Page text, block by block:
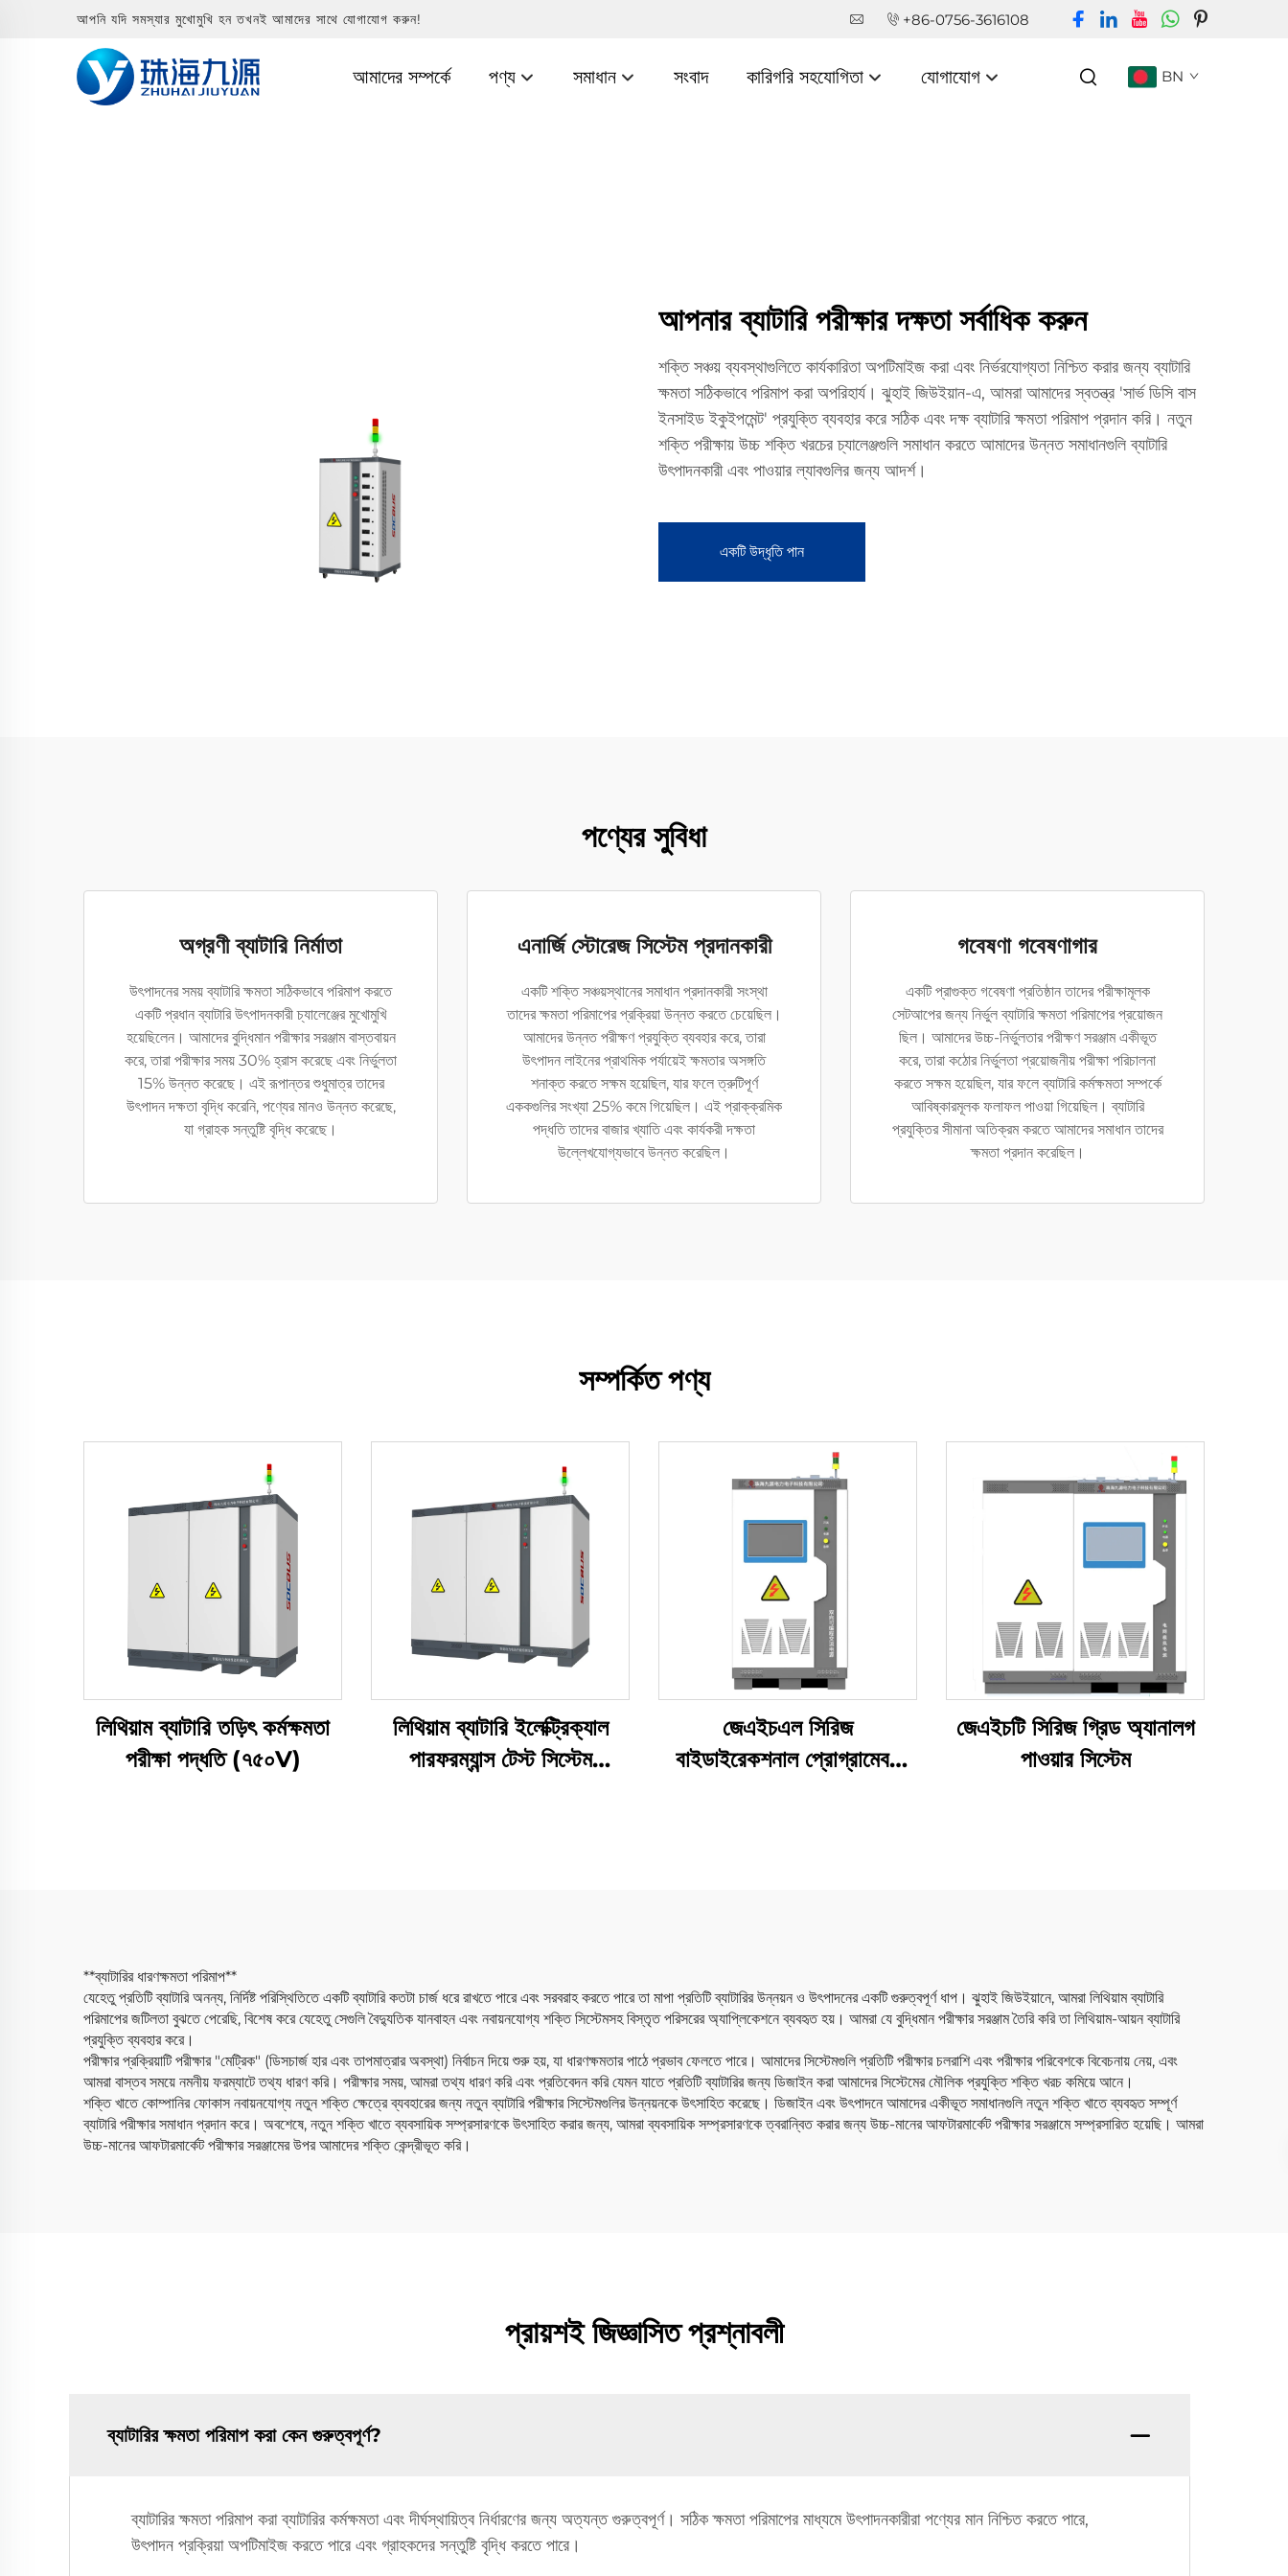
আপনি যদি সমস্যার মুখোমুখি হন তখনই আমাদের সাথে যোগাযোগ করুন! +86-0756-3616108
আমাদের সম্পর্কে পণ্য সমাধান সংবাদ কারিগরি সহযোগিতা যোগাযোগ BN
আপনার ব্যাটারি পরীক্ষার দক্ষতা সর্বাধিক করুন
শক্তি সঞ্চয় ব্যবস্থাগুলিতে কার্যকারিতা অপটিমাইজ করা এবং নির্ভরযোগ্যতা নিশ্চিত করার জন্য ব্যাটারি
ক্ষমতা সঠিকভাবে পরিমাপ করা অপরিহার্য। ঝুহাই জিউইয়ান-এ, আমরা আমাদের স্বতন্ত্র 'সার্ভ ডিসি বাস
ইনসাইড ইকুইপমেন্ট' প্রযুক্তি ব্যবহার করে সঠিক এবং দক্ষ ব্যাটারি ক্ষমতা পরিমাপ প্রদান করি। নতুন
শক্তি পরীক্ষায় উচ্চ শক্তি খরচের চ্যালেঞ্জগুলি সমাধান করতে আমাদের উন্নত সমাধানগুলি ব্যাটারি
উৎপাদনকারী এবং পাওয়ার ল্যাবগুলির জন্য আদর্শ।
একটি উদ্ধৃতি পান
পণ্যের সুবিধা
অগ্রণী ব্যাটারি নির্মাতা
উৎপাদনের সময় ব্যাটারি ক্ষমতা সঠিকভাবে পরিমাপ করতে
একটি প্রধান ব্যাটারি উৎপাদনকারী চ্যালেঞ্জের মুখোমুখি
হয়েছিলেন। আমাদের বুদ্ধিমান পরীক্ষার সরঞ্জাম বাস্তবায়ন
করে, তারা পরীক্ষার সময় 30% হ্রাস করেছে এবং নির্ভুলতা
15% উন্নত করেছে। এই রূপান্তর শুধুমাত্র তাদের
উৎপাদন দক্ষতা বৃদ্ধি করেনি, পণ্যের মানও উন্নত করেছে,
যা গ্রাহক সন্তুষ্টি বৃদ্ধি করেছে।
এনার্জি স্টোরেজ সিস্টেম প্রদানকারী
একটি শক্তি সঞ্চয়স্থানের সমাধান প্রদানকারী সংস্থা
তাদের ক্ষমতা পরিমাপের প্রক্রিয়া উন্নত করতে চেয়েছিল।
আমাদের উন্নত পরীক্ষণ প্রযুক্তি ব্যবহার করে, তারা
উৎপাদন লাইনের প্রাথমিক পর্যায়েই ক্ষমতার অসঙ্গতি
শনাক্ত করতে সক্ষম হয়েছিল, যার ফলে ত্রুটিপূর্ণ
এককগুলির সংখ্যা 25% কমে গিয়েছিল। এই প্রাক্‌ক্রমিক
পদ্ধতি তাদের বাজার খ্যাতি এবং কার্যকরী দক্ষতা
উল্লেখযোগ্যভাবে উন্নত করেছিল।
গবেষণা গবেষণাগার
একটি প্রাগুক্ত গবেষণা প্রতিষ্ঠান তাদের পরীক্ষামূলক
সেটআপের জন্য নির্ভুল ব্যাটারি ক্ষমতা পরিমাপের প্রয়োজন
ছিল। আমাদের উচ্চ-নির্ভুলতার পরীক্ষণ সরঞ্জাম একীভূত
করে, তারা কঠোর নির্ভুলতা প্রয়োজনীয় পরীক্ষা পরিচালনা
করতে সক্ষম হয়েছিল, যার ফলে ব্যাটারি কর্মক্ষমতা সম্পর্কে
আবিষ্কারমূলক ফলাফল পাওয়া গিয়েছিল। ব্যাটারি
প্রযুক্তির সীমানা অতিক্রম করতে আমাদের সমাধান তাদের
ক্ষমতা প্রদান করেছিল।
সম্পর্কিত পণ্য
লিথিয়াম ব্যাটারি তড়িৎ কর্মক্ষমতা
পরীক্ষা পদ্ধতি (৭৫০V)
লিথিয়াম ব্যাটারি ইলেক্ট্রিক্যাল
পারফরম্যান্স টেস্ট সিস্টেম
জেএইচএল সিরিজ
বাইডাইরেকশনাল প্রোগ্রামেবল
জেএইচটি সিরিজ গ্রিড অ্যানালগ
পাওয়ার সিস্টেম
**ব্যাটারির ধারণক্ষমতা পরিমাপ**
যেহেতু প্রতিটি ব্যাটারি অনন্য, নির্দিষ্ট পরিস্থিতিতে একটি ব্যাটারি কতটা চার্জ ধরে রাখতে পারে এবং সরবরাহ করতে পারে তা মাপা প্রতিটি ব্যাটারির উন্নয়ন ও উৎপাদনের একটি গুরুত্বপূর্ণ ধাপ। ঝুহাই জিউইয়ানে, আমরা লিথিয়াম ব্যাটারি
পরিমাপের জটিলতা বুঝতে পেরেছি, বিশেষ করে যেহেতু সেগুলি বৈদ্যুতিক যানবাহন এবং নবায়নযোগ্য শক্তি সিস্টেমসহ বিস্তৃত পরিসরের অ্যাপ্লিকেশনে ব্যবহৃত হয়। আমরা যে বুদ্ধিমান পরীক্ষার সরঞ্জাম তৈরি করি তা লিথিয়াম-আয়ন ব্যাটারি
প্রযুক্তি ব্যবহার করে।
পরীক্ষার প্রক্রিয়াটি পরীক্ষার "মেট্রিক" (ডিসচার্জ হার এবং তাপমাত্রার অবস্থা) নির্বাচন দিয়ে শুরু হয়, যা ধারণক্ষমতার পাঠে প্রভাব ফেলতে পারে। আমাদের সিস্টেমগুলি প্রতিটি পরীক্ষার চলরাশি এবং পরীক্ষার পরিবেশকে বিবেচনায় নেয়, এবং
আমরা বাস্তব সময়ে নমনীয় ফরম্যাটে তথ্য ধারণ করি। পরীক্ষার সময়, আমরা তথ্য ধারণ করি এবং প্রতিবেদন করি যেমন যাতে প্রতিটি ব্যাটারির জন্য ডিজাইন করা আমাদের সিস্টেমের মৌলিক প্রযুক্তি শক্তি খরচ কমিয়ে আনে।
শক্তি খাতে কোম্পানির ফোকাস নবায়নযোগ্য নতুন শক্তি ক্ষেত্রে ব্যবহারের জন্য নতুন ব্যাটারি পরীক্ষার সিস্টেমগুলির উন্নয়নকে উৎসাহিত করেছে। ডিজাইন এবং উৎপাদনে আমাদের একীভূত সমাধানগুলি নতুন শক্তি খাতে ব্যবহৃত সম্পূর্ণ
ব্যাটারি পরীক্ষার সমাধান প্রদান করে। অবশেষে, নতুন শক্তি খাতে ব্যবসায়িক সম্প্রসারণকে উৎসাহিত করার জন্য, আমরা ব্যবসায়িক সম্প্রসারণকে ত্বরান্বিত করার জন্য উচ্চ-মানের আফটারমার্কেট পরীক্ষার সরঞ্জামে সম্প্রসারিত হয়েছি। আমরা
উচ্চ-মানের আফটারমার্কেট পরীক্ষার সরঞ্জামের উপর আমাদের শক্তি কেন্দ্রীভূত করি।
প্রায়শই জিজ্ঞাসিত প্রশ্নাবলী
ব্যাটারির ক্ষমতা পরিমাপ করা কেন গুরুত্বপূর্ণ?
ব্যাটারির ক্ষমতা পরিমাপ করা ব্যাটারির কর্মক্ষমতা এবং দীর্ঘস্থায়িত্ব নির্ধারণের জন্য অত্যন্ত গুরুত্বপূর্ণ। সঠিক ক্ষমতা পরিমাপের মাধ্যমে উৎপাদনকারীরা পণ্যের মান নিশ্চিত করতে পারে,
উৎপাদন প্রক্রিয়া অপটিমাইজ করতে পারে এবং গ্রাহকদের সন্তুষ্টি বৃদ্ধি করতে পারে।